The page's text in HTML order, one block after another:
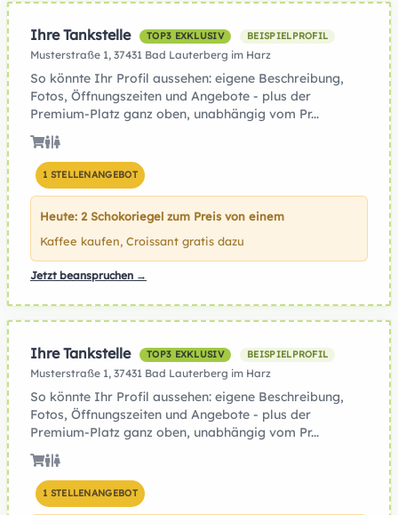
Ihre Tankstelle TOP3 EXKLUSIV BEISPIELPROFIL
Musterstraße 1, 37431 Bad Lauterberg im Harz
So könnte Ihr Profil aussehen: eigene Beschreibung,
Fotos, Öffnungszeiten und Angebote - plus der
Premium-Platz ganz oben, unabhängig vom Pr...
1 STELLENANGEBOT
Heute: 2 Schokoriegel zum Preis von einem
Kaffee kaufen, Croissant gratis dazu
Jetzt beanspruchen →
Ihre Tankstelle TOP3 EXKLUSIV BEISPIELPROFIL
Musterstraße 1, 37431 Bad Lauterberg im Harz
So könnte Ihr Profil aussehen: eigene Beschreibung,
Fotos, Öffnungszeiten und Angebote - plus der
Premium-Platz ganz oben, unabhängig vom Pr...
1 STELLENANGEBOT